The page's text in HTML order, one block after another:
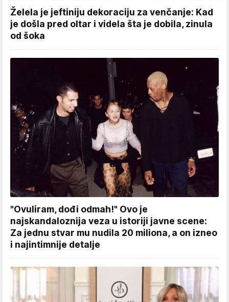
Želela je jeftiniju dekoraciju za venčanje: Kad
je došla pred oltar i videla šta je dobila, zinula
od šoka
"Ovuliram, dođi odmah!" Ovo je
najskandaloznija veza u istoriji javne scene:
Za jednu stvar mu nudila 20 miliona, a on izneo
i najintimnije detalje